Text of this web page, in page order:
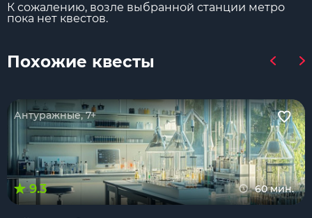
К сожалению, возле выбранной станции метро
пока нет квестов.
Похожие квесты
Антуражные, 7+
9.3 60 мин.